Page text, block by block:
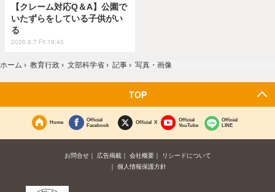
【クレーム対応Q＆A】公園で
いたずらをしている子供がい
る
2026.8.7 Fri 19:45
ホーム › 教育行政 › 文部科学省 › 記事 › 写真・画像
TOP
Home
Official
Facebook
Official X
Official
YouTube
Official
LINE
お問合せ 広告掲載 会社概要
リシードについて
個人情報保護方針